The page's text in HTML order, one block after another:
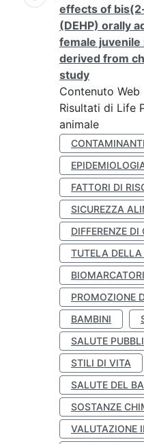
effects of
(DEHP) orally
female
derived from
study
Contenuto Web
Risultati di Life
animale
FATTORI DI
SICUREZZA
DIFFERENZE DI
TUTELA DELLA
BIOMARCATORI
PROMOZIONE
BAMBINI
SALUTE
STILI DI VITA
SALUTE DEL
SOSTANZE
VALUTAZIONE